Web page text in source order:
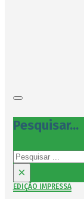
Pesquisar...
Pesquisar
×
EDIÇÃO IMPRESSA